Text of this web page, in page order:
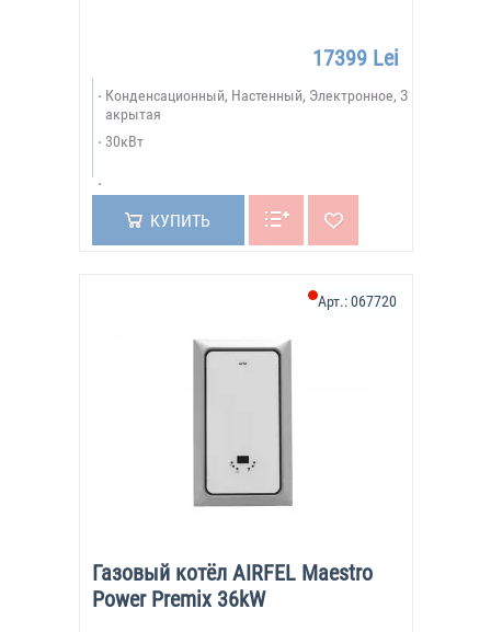
17399 Lei
Конденсационный, Настенный, Электронное, З
акрытая
30кВт
КУПИТЬ
Газовый котёл AIRFEL Maestro
Power Premix 36kW
Арт.:067720